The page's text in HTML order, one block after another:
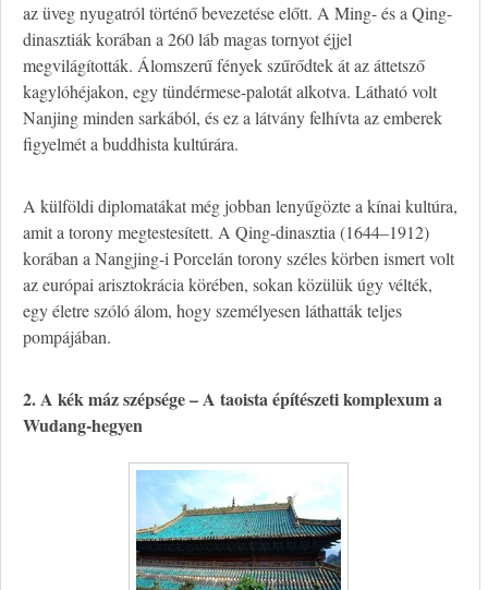
az üveg nyugatról történő bevezetése előtt. A Ming- és a Qing-
dinasztiák korában a 260 láb magas tornyot éjjel
megvilágították. Álomszerű fények szűrődtek át az áttetsző
kagylóhéjakon, egy tündérmese-palotát alkotva. Látható volt
Nanjing minden sarkából, és ez a látvány felhívta az emberek
figyelmét a buddhista kultúrára.
A külföldi diplomatákat még jobban lenyűgözte a kínai kultúra,
amit a torony megtestesített. A Qing-dinasztia (1644–1912)
korában a Nangjing-i Porcelán torony széles körben ismert volt
az európai arisztokrácia körében, sokan közülük úgy vélték,
egy életre szóló álom, hogy személyesen láthatták teljes
pompájában.
2. A kék máz szépsége – A taoista építészeti komplexum a
Wudang-hegyen